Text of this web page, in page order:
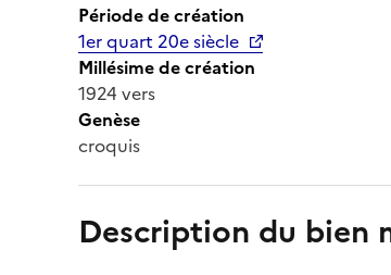
Période de création
1er quart 20e siècle
Millésime de création
1924 vers
Genèse
croquis
Description du bien